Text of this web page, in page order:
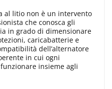
al litio non è un intervento
che conosca gli
in grado di dimensionare
caricabatterie e
dell’alternatore
in cui ogni
insieme agli